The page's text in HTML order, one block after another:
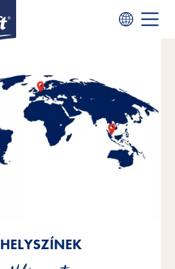
HELYSZÍNEK
HELYSZÍNEK
HELYSZÍNEK